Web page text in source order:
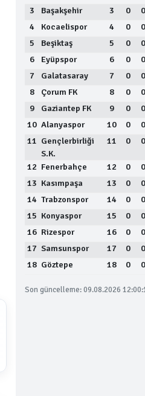
3
Başakşehir 3 0 0
4
Kocaelispor 4 0 0
5
Beşiktaş 5 0 0
6
Eyüpspor 6 0 0
7
Galatasaray 7 0 0
8
Çorum FK 8 0 0
9
Gaziantep FK 9 0 0
10 Alanyaspor 10 0 0
11 Gençlerbirliği
S.K.
11 0 0
12 Fenerbahçe 12 0 0
13 Kasımpaşa 13 0 0
14 Trabzonspor 14 0 0
15 Konyaspor 15 0 0
16 Rizespor 16 0 0
17 Samsunspor 17 0 0
18 Göztepe 18 0 0
Son güncelleme: 09.08.2026